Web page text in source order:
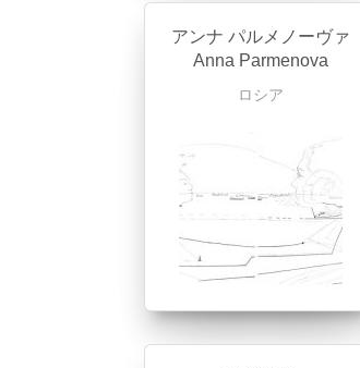
アンナ パルメノーヴァ
Anna Parmenova
ロシア